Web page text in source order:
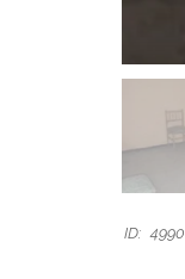
ID: 4990